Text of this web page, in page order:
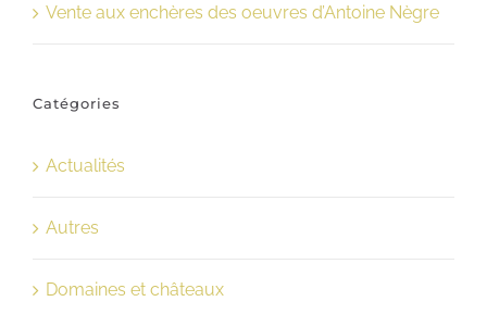
Vente aux enchères des oeuvres d’Antoine Nègre
Catégories
Actualités
Autres
Domaines et châteaux